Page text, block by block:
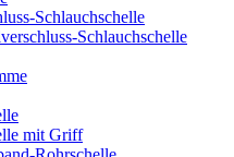
Schlauchschelle
Schlauchschelle
mit Griff